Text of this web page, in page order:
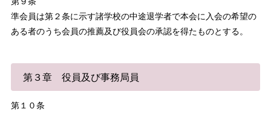
準会員は第２条に示す諸学校の中途退学者で本会に入会の希望の
ある者のうち会員の推薦及び役員会の承認を得たものとする。
第３章 役員及び事務局員
第１０条